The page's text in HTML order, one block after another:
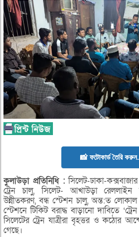
📸 ফটোকার্ড তৈরি
কুলাউড়া প্রতিনিধি : সিলেট-ঢাকা-
ট্রেন চালু, সিলেট- আখাউড়া রেললাইন
উন্নীতকরণ, বন্ধ স্টেশন চালু, অন্ত:ত
স্টেশনে টিকিট বরাদ্ধ বাড়ানো দাবিতে
সিলেটের ট্রেন যাত্রীরা বৃহত্তর ও কঠোর
গেছে।